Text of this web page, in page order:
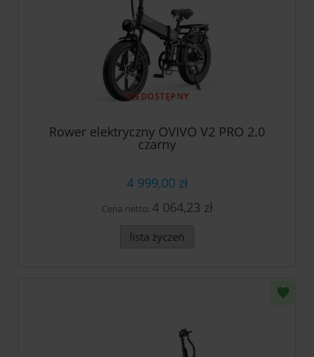
NIEDOSTĘPNY
Rower elektryczny OVIVO V2 PRO 2.0
czarny
4 999,00 zł
Cena netto: 4 064,23 zł
lista życzeń